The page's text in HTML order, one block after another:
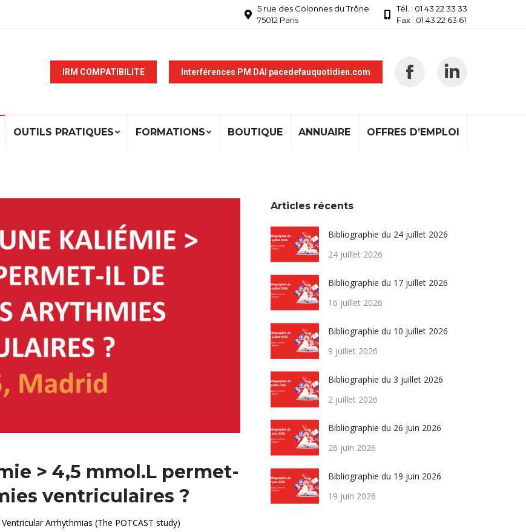
5 rue des Colonnes du Trône
75012 Paris
Tél. : 01 43 22 33 33
Fax : 01 43 22 63 61
IRM COMPATIBILITE Interférences PM DAI pacedefauquotidien.com
OUTILS PRATIQUES FORMATIONS BOUTIQUE ANNUAIRE OFFRES D’EMPLOI
> 4,5 mmol.L permet-
ventriculaires ?
Arrhythmias (The POTCAST study)
Articles récents
Bibliographie du 24 juillet 2026
24 juillet 2026
Bibliographie du 17 juillet 2026
16 juillet 2026
Bibliographie du 10 juillet 2026
9 juillet 2026
Bibliographie du 3 juillet 2026
2 juillet 2026
Bibliographie du 26 juin 2026
26 juin 2026
Bibliographie du 19 juin 2026
19 juin 2026